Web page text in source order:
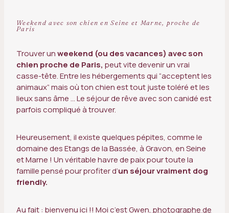
Weekend avec son chien en Seine et Marne, proche de
Paris
Trouver unweekend (ou des vacances) avec son
chien proche de Paris, peut vite devenir un vrai
casse-tête. Entre les hébergements qui “acceptent les
animaux” mais où ton chien est tout juste toléré et les
lieux sans âme … Le séjour de rêve avec son canidé est
parfois compliqué à trouver.
Heureusement, il existe quelques pépites, comme le
domaine des Etangs de la Bassée, à Gravon, en Seine
et Marne ! Un véritable havre de paix pour toute la
famille pensé pour profiter d’un séjour vraiment dog
friendly.
Au fait : bienvenu ici !! Moi c’est Gwen, photographe de